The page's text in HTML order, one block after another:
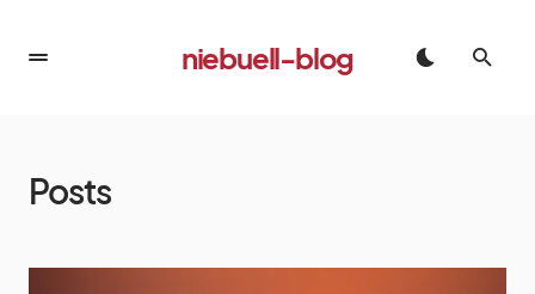
niebuell-blog
Posts